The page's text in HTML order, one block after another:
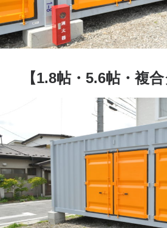
【1.8帖・5.6帖・複合